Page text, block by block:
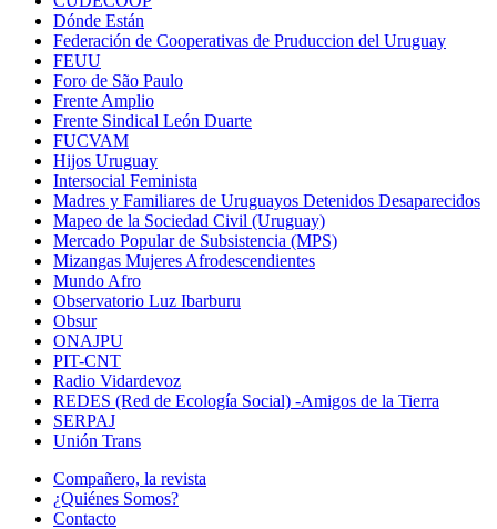
Dónde Están
Federación de Cooperativas de Pruduccion del Uruguay
FEUU
Foro de São Paulo
Frente Amplio
Frente Sindical León Duarte
FUCVAM
Hijos Uruguay
Intersocial Feminista
Madres y Familiares de Uruguayos Detenidos Desaparecidos
Mapeo de la Sociedad Civil (Uruguay)
Mercado Popular de Subsistencia (MPS)
Mizangas Mujeres Afrodescendientes
Mundo Afro
Observatorio Luz Ibarburu
Obsur
ONAJPU
PIT-CNT
Radio Vidardevoz
REDES (Red de Ecología Social) -Amigos de la Tierra
SERPAJ
Unión Trans
Compañero, la revista
¿Quiénes Somos?
Contacto